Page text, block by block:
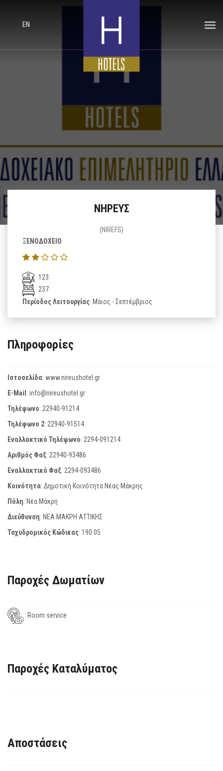
EN
ΝΗΡΕΥΣ
(NIREFS)
ΞΕΝΟΔΟΧΕΙΟ
123
237
Περίοδος Λειτουργίας: Μάιος - Σεπτέμβριος
Πληροφορίες
Ιστοσελίδα: www.nireushotel.gr
E-Mail: info@nireushotel.gr
Τηλέφωνο: 22940-91214
Τηλέφωνο 2: 22940-91514
Εναλλακτικό Τηλέφωνο: 2294-091214
Αριθμός Φαξ: 22940-93486
Εναλλακτικό Φαξ: 2294-093486
Κοινότητα: Δημοτική Κοινότητα Νέας Μάκρης
Πόλη: Νέα Μάκρη
Διεύθυνση: ΝΕΑ ΜΑΚΡΗ ΑΤΤΙΚΗΣ
Ταχυδρομικός Κώδικας: 190 05
Παροχές Δωματίων
Room service
Παροχές Καταλύματος
Αποστάσεις